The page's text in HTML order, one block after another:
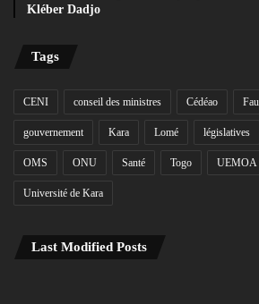
Kléber Dadjo
Tags
CENI conseil des ministres Cédéao
gouvernement Kara Lomé législatives
OMS ONU Santé Togo UEMOA
Université de Kara
Last Modified Posts